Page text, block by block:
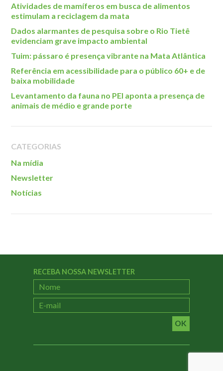
Atividades de mamíferos em busca de alimentos
estimulam a reciclagem da mata
Dados alarmantes de pesquisa sobre o Rio Tietê
evidenciam grave impacto ambiental
Tuim: pássaro é presença vibrante na Mata Atlântica
Referência em acessibilidade para o público 60+ e de
baixa mobilidade
Levantamento da fauna no PEI aponta a presença de
animais de médio e grande porte
CATEGORIAS
Na mídia
Newsletter
Notícias
RECEBA NOSSA NEWSLETTER
OK